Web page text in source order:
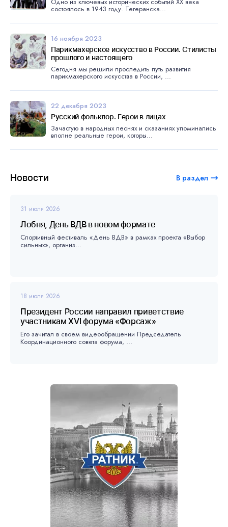
Новости В раздел
31 июля 2026
Лобня, День ВДВ в новом формате
Спортивный фестиваль «День ВДВ» в рамках проекта «Выбор
сильных», организ...
18 июля 2026
Президент России направил приветствие
участникам XVI форума «Форсаж»
Его зачитал в своем видеообращении Председатель
Координационного совета форума, ...
состоялось в 1943 году. Тегеранска...
16 ноября 2023
Парикмахерское искусство в России. Стилисты
прошлого и настоящего
Сегодня мы решили проследить путь развития
парикмахерского искусства в России, ...
22 декабря 2023
Русский фольклор. Герои в лицах
Зачастую в народных песнях и сказаниях упоминались
вполне реальные герои, которы...